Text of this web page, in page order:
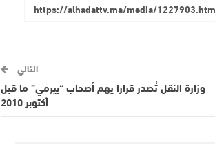
التالي
وزارة النقل تُصدر قرارا يهم أصحاب “بيرمي” ما قبل
أكتوبر 2010